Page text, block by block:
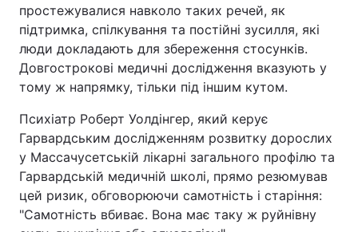
простежувалися навколо таких речей, як
підтримка, спілкування та постійні зусилля, які
люди докладають для збереження стосунків.
Довгострокові медичні дослідження вказують у
тому ж напрямку, тільки під іншим кутом.
Психіатр Роберт Уолдінгер, який керує
Гарвардським дослідженням розвитку дорослих
у Массачусетській лікарні загального профілю та
Гарвардській медичній школі, прямо резюмував
цей ризик, обговорюючи самотність і старіння:
"Самотність вбиває. Вона має таку ж руйнівну